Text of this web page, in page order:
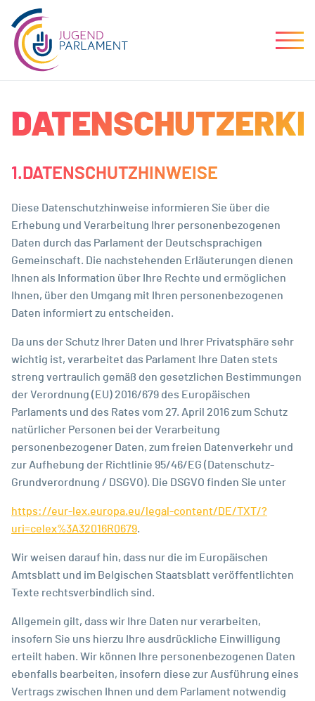
1.DATENSCHUTZHINWEISE
Diese Datenschutzhinweise informieren Sie über die
Erhebung und Verarbeitung Ihrer personenbezogenen
Daten durch das Parlament der Deutschsprachigen
Gemeinschaft. Die nachstehenden Erläuterungen dienen
Ihnen als Information über Ihre Rechte und ermöglichen
Ihnen, über den Umgang mit Ihren personenbezogenen
Daten informiert zu entscheiden.
Da uns der Schutz Ihrer Daten und Ihrer Privatsphäre sehr
wichtig ist, verarbeitet das Parlament Ihre Daten stets
streng vertraulich gemäß den gesetzlichen Bestimmungen
der Verordnung (EU) 2016/679 des Europäischen
Parlaments und des Rates vom 27. April 2016 zum Schutz
natürlicher Personen bei der Verarbeitung
personenbezogener Daten, zum freien Datenverkehr und
zur Aufhebung der Richtlinie 95/46/EG (Datenschutz-
Grundverordnung / DSGVO). Die DSGVO finden Sie unter
https://eur-lex.europa.eu/legal-content/DE/TXT/?
uri=celex%3A32016R0679.
Wir weisen darauf hin, dass nur die im Europäischen
Amtsblatt und im Belgischen Staatsblatt veröffentlichten
Texte rechtsverbindlich sind.
Allgemein gilt, dass wir Ihre Daten nur verarbeiten,
insofern Sie uns hierzu Ihre ausdrückliche Einwilligung
erteilt haben. Wir können Ihre personenbezogenen Daten
ebenfalls bearbeiten, insofern diese zur Ausführung eines
Vertrags zwischen Ihnen und dem Parlament notwendig